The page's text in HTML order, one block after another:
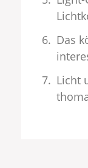
Das
Licht